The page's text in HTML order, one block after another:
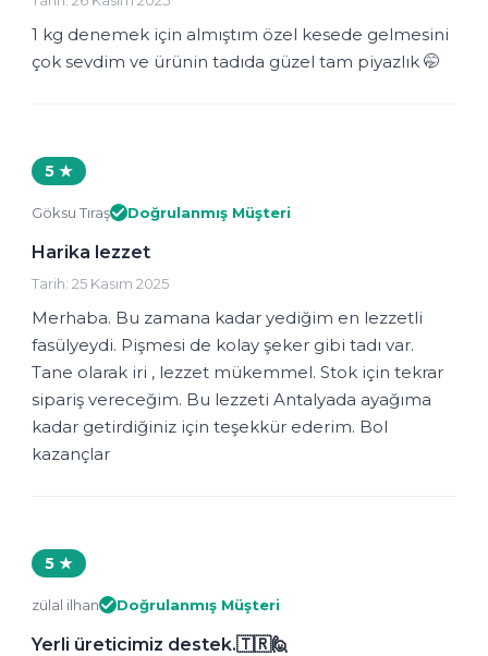
1 kg denemek için almıştım özel kesede gelmesini
çok sevdim ve ürünin tadıda güzel tam piyazlık 🤭
5 ★
Göksu Tıraş Doğrulanmış Müşteri
Harika lezzet
Tarih: 25 Kasım 2025
Merhaba. Bu zamana kadar yediğim en lezzetli
fasülyeydi. Pişmesi de kolay şeker gibi tadı var.
Tane olarak iri , lezzet mükemmel. Stok için tekrar
sipariş vereceğim. Bu lezzeti Antalyada ayağıma
kadar getirdiğiniz için teşekkür ederim. Bol
kazançlar
5 ★
zülal ilhan Doğrulanmış Müşteri
Yerli üreticimiz destek.🇹🇷🙋